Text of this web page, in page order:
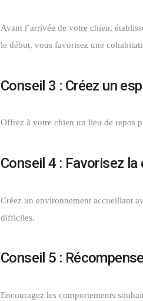
Avant l’arrivée de votre chien,
le début, vous favorisez une
Conseil 3 : Créez un
Offrez à votre chien un lieu de repos
Conseil 4 : Favorisez
Créez un environnement accueillant
difficiles.
Conseil 5 :
Encouragez les comportements